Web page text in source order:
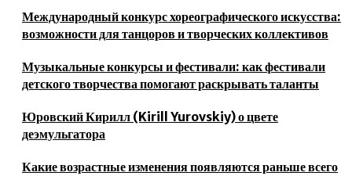
Международный конкурс хореографического искусства:
возможности для танцоров и творческих коллективов
Музыкальные конкурсы и фестивали: как фестивали
детского творчества помогают раскрывать таланты
Юровский Кирилл (Kirill Yurovskiy) о цвете
деэмульгатора
Какие возрастные изменения появляются раньше всего